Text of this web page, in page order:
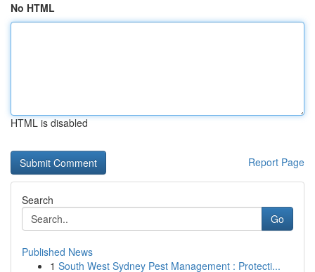
No HTML
HTML is disabled
Report Page
Search
Go
Published News
1 South West Sydney Pest Management : Protecti...